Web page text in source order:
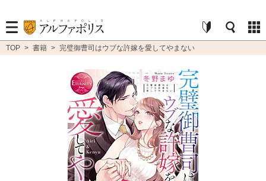
TOP > 書籍 > 完璧御曹司はウブな許嫁を愛してやまない